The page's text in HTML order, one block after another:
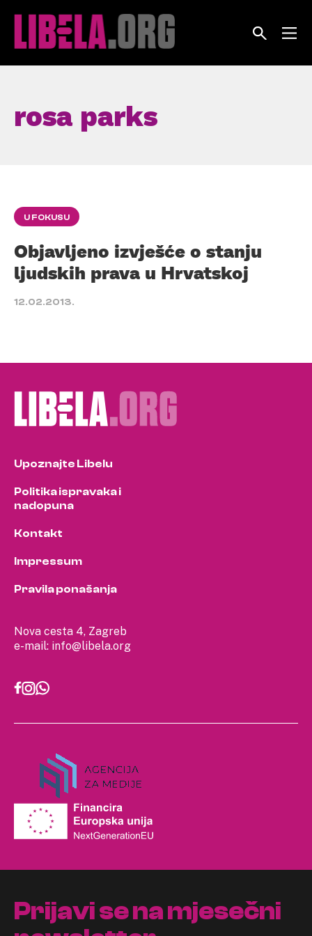
rosa parks
U FOKUSU
Objavljeno izvješće o stanju
ljudskih prava u Hrvatskoj
12.02.2013.
Nova cesta 4, Zagreb
e-mail: info@libela.org
Upoznajte Libelu
Politika ispravaka i
nadopuna
Kontakt
Impressum
Pravila ponašanja
Prijavi se na mjesečni